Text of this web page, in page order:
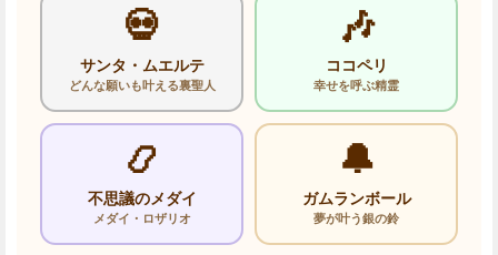
💀
サンタ・ムエルテ
どんな願いも叶える裏聖人
🎶
ココペリ
幸せを呼ぶ精霊
📿
不思議のメダイ
メダイ・ロザリオ
🔔
ガムランボール
夢が叶う銀の鈴